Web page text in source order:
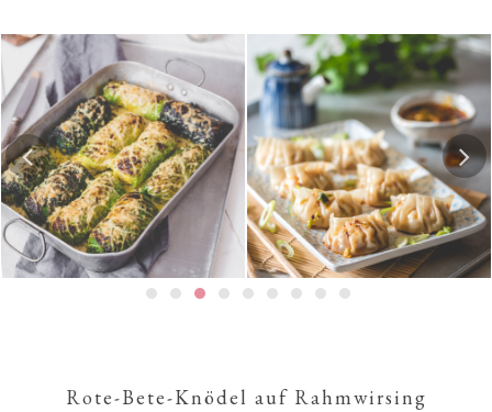
Rouladen
Gedämpfte Jiaozi mit
Schweinefleischfüllung | 餃
子 / 饺子
Rote-Bete-Knödel auf Rahmwirsing